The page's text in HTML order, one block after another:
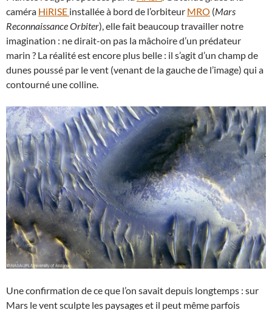
caméra HiRISE installée à bord de l’orbiteur MRO (Mars
Reconnaissance Orbiter), elle fait beaucoup travailler notre
imagination : ne dirait-on pas la mâchoire d’un prédateur
marin ? La réalité est encore plus belle : il s’agit d’un champ de
dunes poussé par le vent (venant de la gauche de l’image) qui a
contourné une colline.
Une confirmation de ce que l’on savait depuis longtemps : sur
Mars le vent sculpte les paysages et il peut même parfois